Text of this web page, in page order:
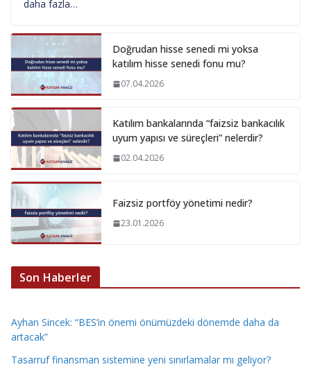
daha fazla…
Doğrudan hisse senedi mi yoksa
katılım hisse senedi fonu mu?
07.04.2026
Katılım bankalarında “faizsiz bankacılık
uyum yapısı ve süreçleri” nelerdir?
02.04.2026
Faizsiz portföy yönetimi nedir?
23.01.2026
Son Haberler
Ayhan Sincek: “BES’in önemi önümüzdeki dönemde daha da
artacak”
Tasarruf finansman sistemine yeni sınırlamalar mı geliyor?